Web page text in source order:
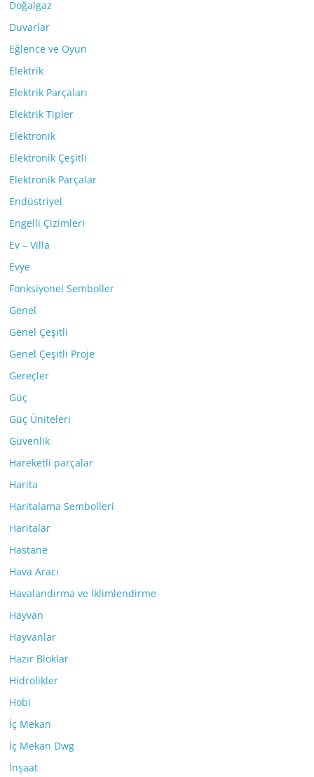
Doğalgaz
Duvarlar
Eğlence ve Oyun
Elektrik
Elektrik Parçaları
Elektrik Tipler
Elektronik
Elektronik Çeşitli
Elektronik Parçalar
Endüstriyel
Engelli Çizimleri
Ev – Villa
Evye
Fonksiyonel Semboller
Genel
Genel Çeşitli
Genel Çeşitli Proje
Gereçler
Güç
Güç Üniteleri
Güvenlik
Hareketli parçalar
Harita
Haritalama Sembolleri
Haritalar
Hastane
Hava Aracı
Havalandırma ve İklimlendirme
Hayvan
Hayvanlar
Hazır Bloklar
Hidrolikler
Hobi
İç Mekan
İç Mekan Dwg
İnşaat